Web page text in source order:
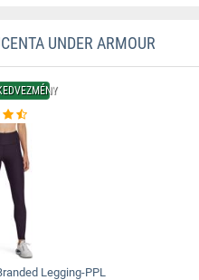
UNDER ARMOUR
Legging-PPL